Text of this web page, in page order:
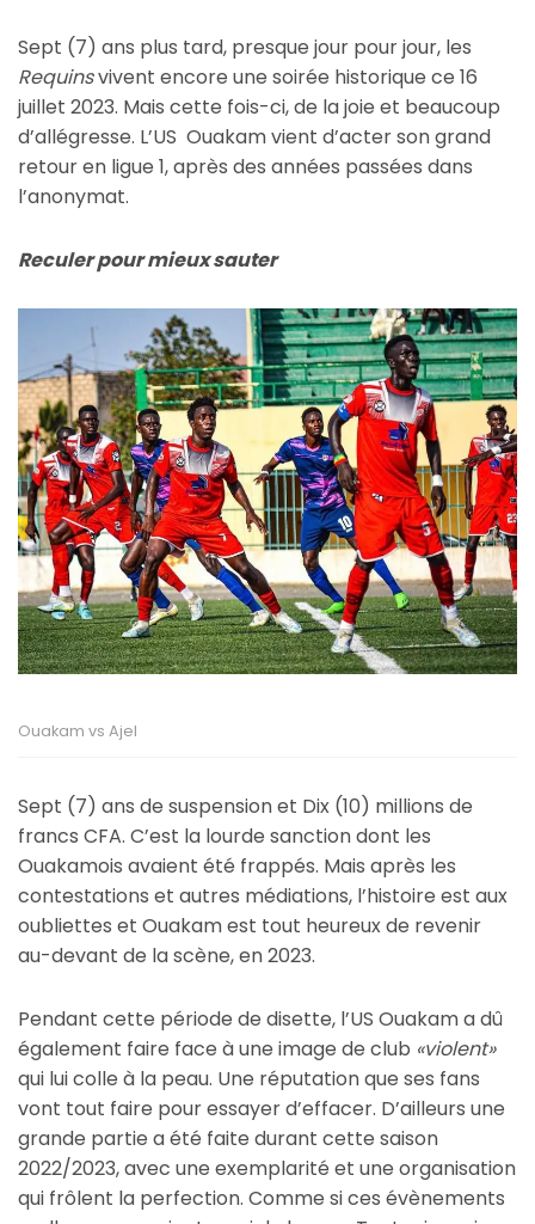
Sept (7) ans plus tard, presque jour pour jour, les
Requinsvivent encore une soirée historique ce 16
juillet 2023. Mais cette fois-ci, de la joie et beaucoup
d’allégresse. L’US Ouakam vient d’acter son grand
retour en ligue 1, après des années passées dans
l’anonymat.
Reculer pour mieux sauter
Ouakam vs Ajel
Sept (7) ans de suspension et Dix (10) millions de
francs CFA. C’est la lourde sanction dont les
Ouakamois avaient été frappés. Mais après les
contestations et autres médiations, l’histoire est aux
oubliettes et Ouakam est tout heureux de revenir
au-devant de la scène, en 2023.
Pendant cette période de disette, l’US Ouakam a dû
également faire face à une image de club «violent»
qui lui colle à la peau. Une réputation que ses fans
vont tout faire pour essayer d’effacer. D’ailleurs une
grande partie a été faite durant cette saison
2022/2023, avec une exemplarité et une organisation
qui frôlent la perfection. Comme si ces évènements